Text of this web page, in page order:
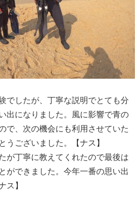
でしたが、丁寧な説明でとても分
出になりました。風に影響で青の
で、次の機会にも利用させていた
うございました。【ナス】
が丁寧に教えてくれたので最後は
ができました。今年一番の思い出
ス】